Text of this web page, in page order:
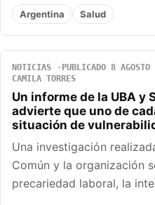
Argentina Salud
NOTICIAS PUBLICADO 8
CAMILA TORRES
Un informe de la UBA y
advierte que uno de
situación de
Una investigación
Común y la organización
precariedad laboral, la